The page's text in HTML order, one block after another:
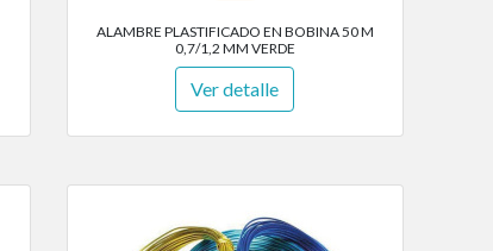
ALAMBRE PLASTIFICADO EN BOBINA 50 M
0,7/1,2 MM VERDE
Ver detalle